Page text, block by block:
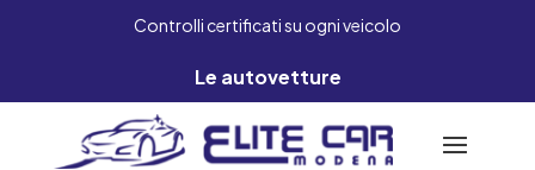
Controlli certificati su ogni veicolo
Le autovetture